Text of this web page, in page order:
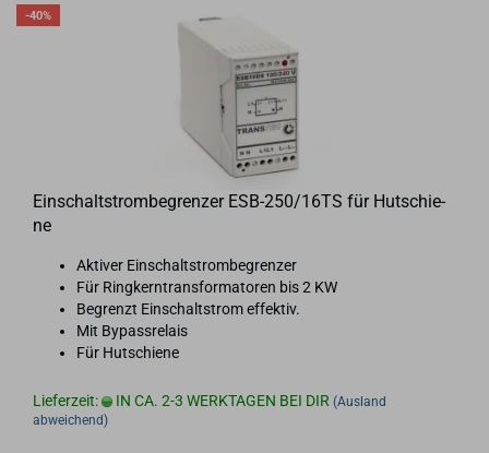
-40%
Ein­schalt­strom­be­gren­zer ESB-​250/16TS für Hut­schie­
ne
Ak­ti­ver Ein­schalt­strom­be­gren­zer
Für Ring­kern­trans­for­ma­to­ren bis 2 KW
Be­grenzt Ein­schalt­strom ef­fek­tiv.
Mit By­pass­re­lais
Für Hut­schie­ne
Lieferzeit: IN CA. 2-3 WERKTAGEN BEI DIR (Ausland
abweichend)